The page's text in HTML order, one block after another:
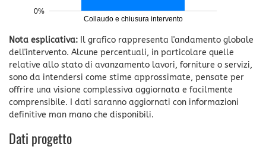
Collaudo e chiusura intervento
0%
Nota esplicativa: Il grafico rappresenta l'andamento globale
dell'intervento. Alcune percentuali, in particolare quelle
relative allo stato di avanzamento lavori, forniture o servizi,
sono da intendersi come stime approssimate, pensate per
offrire una visione complessiva aggiornata e facilmente
comprensibile. I dati saranno aggiornati con informazioni
definitive man mano che disponibili.
Dati progetto